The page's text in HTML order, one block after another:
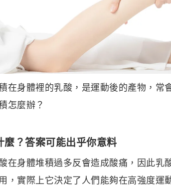
在身體裡的乳酸，是運動後的產物，常
怎麼辦？
麼？答案可能出乎你意料
在身體堆積過多反會造成酸痛，因此乳
，實際上它決定了人們能夠在高強度運